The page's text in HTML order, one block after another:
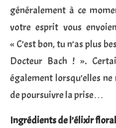
généralement à ce
votre esprit vous
« C’est bon, tu n’as plus
Docteur Bach ! ».
également lorsqu’elles
de poursuivre la prise…
Ingrédients de l’élixir